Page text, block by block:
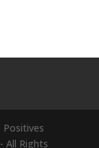
All Rights